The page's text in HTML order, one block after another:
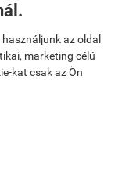
az oldal
marketing célú
kat csak az Ön